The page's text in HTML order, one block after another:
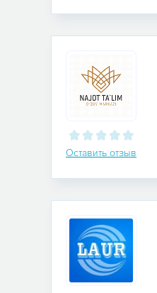
Оставить отзыв